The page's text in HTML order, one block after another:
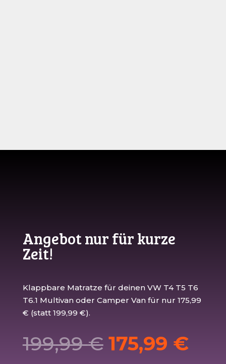
Angebot nur für kurze
Zeit!
Klappbare Matratze für deinen VW T4 T5 T6
T6.1 Multivan oder Camper Van für nur 175,99
€ (statt 199,99 €).
199,99€ 175,99 €